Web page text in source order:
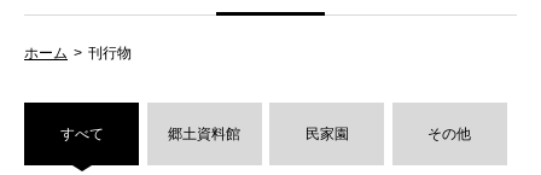
ホーム 刊行物
すべて 郷土資料館 民家園 その他